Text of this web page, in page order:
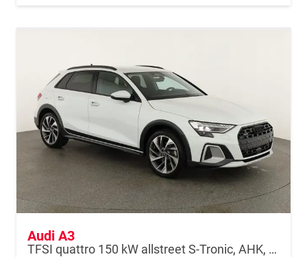
Audi A3
TFSI quattro 150 kW allstreet S-Tronic, AHK, Navi, 18-Zoll, 5-J. Garantie